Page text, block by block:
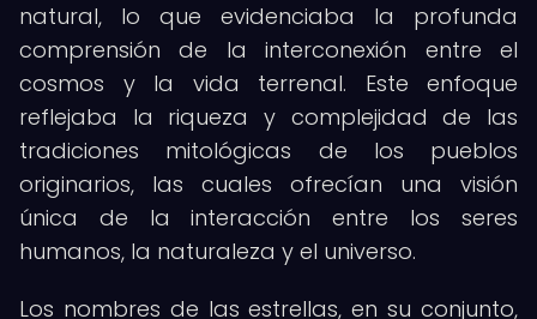
natural, lo que evidenciaba la profunda
comprensión de la interconexión entre el
cosmos y la vida terrenal. Este enfoque
reflejaba la riqueza y complejidad de las
tradiciones mitológicas de los pueblos
originarios, las cuales ofrecían una visión
única de la interacción entre los seres
humanos, la naturaleza y el universo.
Los nombres de las estrellas, en su conjunto,